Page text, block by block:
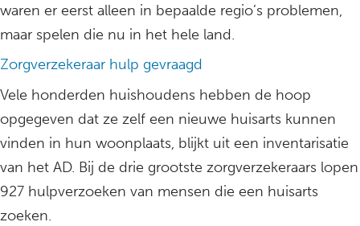
waren er eerst alleen in bepaalde regio’s problemen,
maar spelen die nu in het hele land.
Zorgverzekeraar hulp gevraagd
Vele honderden huishoudens hebben de hoop
opgegeven dat ze zelf een nieuwe huisarts kunnen
vinden in hun woonplaats, blijkt uit een inventarisatie
van het AD. Bij de drie grootste zorgverzekeraars lopen
927 hulpverzoeken van mensen die een huisarts
zoeken.